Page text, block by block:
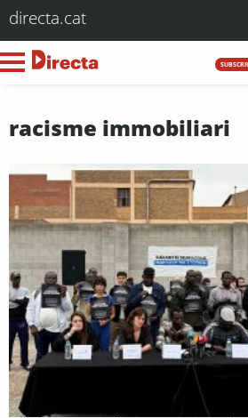
directa.cat
racisme immobiliari